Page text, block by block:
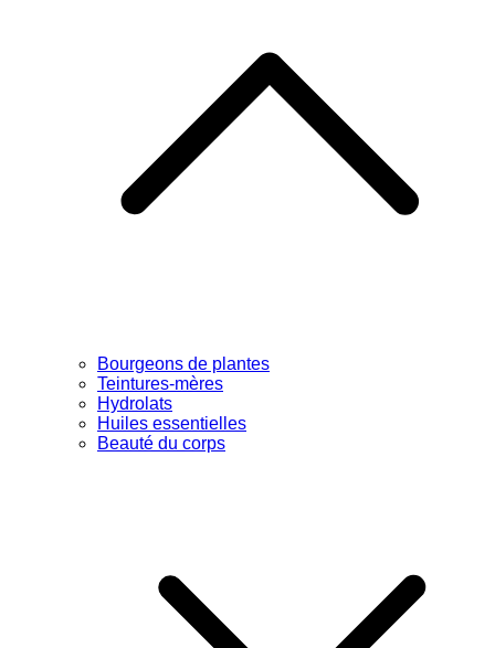
Bourgeons de plantes
Teintures-mères
Hydrolats
Huiles essentielles
Beauté du corps